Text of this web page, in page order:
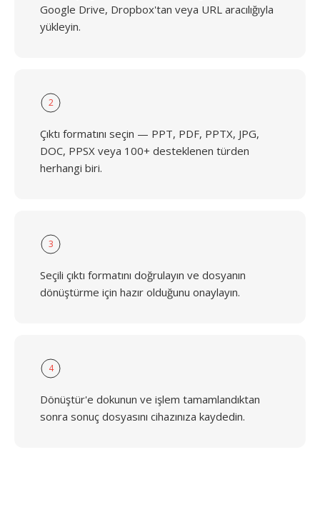
Google Drive, Dropbox'tan veya URL aracılığıyla
yükleyin.
2
Çıktı formatını seçin — PPT, PDF, PPTX, JPG,
DOC, PPSX veya 100+ desteklenen türden
herhangi biri.
3
Seçili çıktı formatını doğrulayın ve dosyanın
dönüştürme için hazır olduğunu onaylayın.
4
Dönüştür'e dokunun ve işlem tamamlandıktan
sonra sonuç dosyasını cihazınıza kaydedin.